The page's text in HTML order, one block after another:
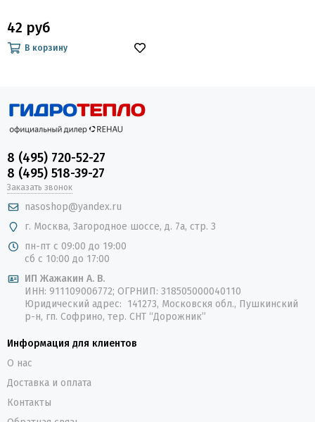
42 руб
В корзину
8 (495) 720-52-27
8 (495) 518-39-27
Заказать звонок
nasoshop@yandex.ru
г. Москва, Загородное шоссе, д. 7а, стр. 3
пн-пт с 09:00 до 19:00
сб с 10:00 до 17:00
ИП Жажакин А. В.
ИНН: 911109006772; ОГРНИП: 318505000040110
Юридический адрес: 141273, Московскя обл., Пушкинский
р-н, гп. Софрино, тер. СНТ “Дорожник”
Информация для клиентов
О нас
Доставка и оплата
Контакты